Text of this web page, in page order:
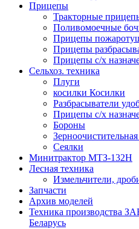
Прицепы
Тракторные
Поливомоечные
Прицепы
Прицепы
Прицепы с/х
Сельхоз. техника
Плуги
косилки Косилки
Разбрасыватели
Прицепы с/х
Бороны
Сеялки
Минитрактор МТЗ-132Н
Лесная техника
Измельчители,
Запчасти
Архив моделей
Техника производства
Беларусь